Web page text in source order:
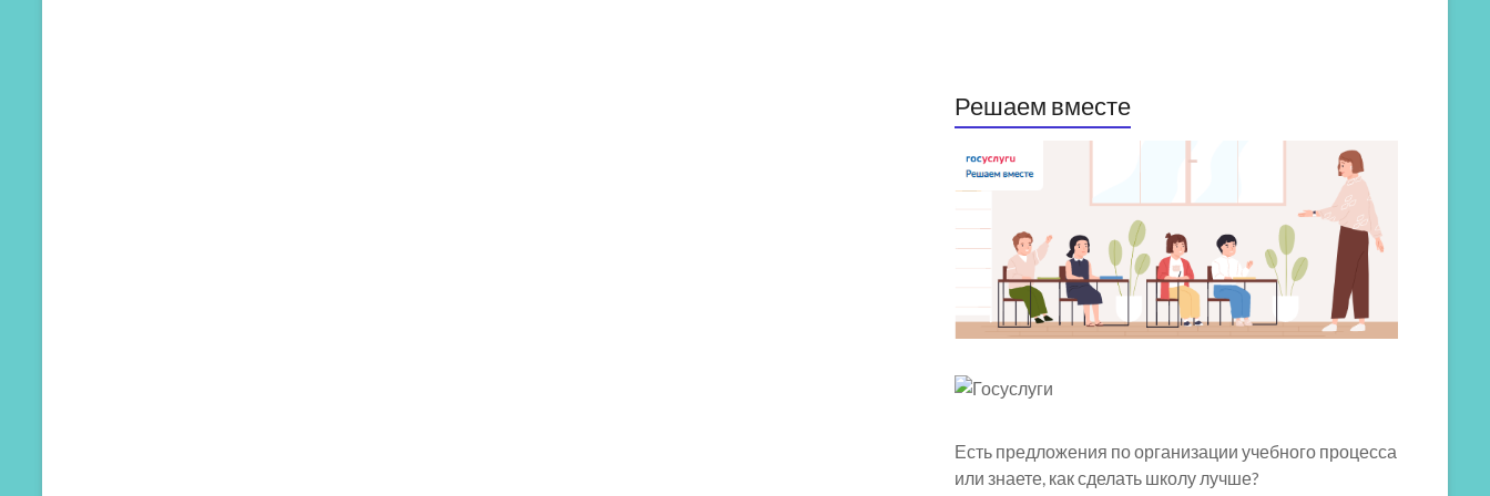
Решаем вместе
Есть предложения по организации учебного процесса
или знаете, как сделать школу лучше?